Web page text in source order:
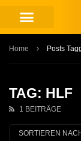
Home Posts
TAG: HLF
1 BEITRÄGE
SORTIEREN